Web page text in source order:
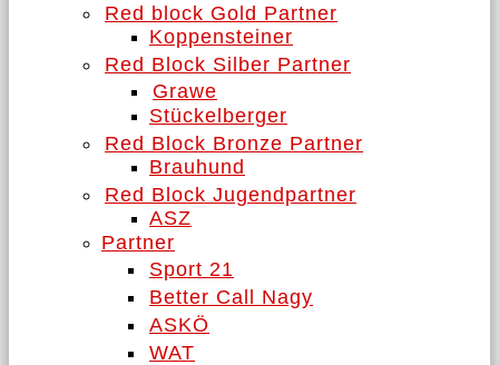
Red block Gold Partner
Koppensteiner
Red Block Silber Partner
Grawe
Stückelberger
Red Block Bronze Partner
Brauhund
Red Block Jugendpartner
ASZ
Partner
Sport 21
Better Call Nagy
ASKÖ
WAT